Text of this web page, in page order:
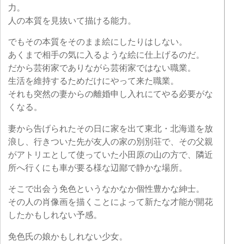
力。
人の本質を見抜いて描ける能力。
でもその本質をそのまま絵にしたりはしない。
あくまで相手の気に入るような絵に仕上げるのだ。
だから芸術家でありながら芸術家ではない職業。
生活を維持するためだけにやって来た職業。
それも突然の妻からの離婚申し入れにてやる必要がな
くなる。
妻から告げられたその日に家を出て東北・北海道を放
浪し、行きついた先が友人の家の別別荘で、その父親
がアトリエとして使っていた小田原の山の方で、隣近
所へ行くにも車が要る様な辺鄙で静かな場所。
そこで出会う免色というなかなか個性豊かな紳士。
その人の肖像画を描くことによって新たな才能が開花
したかもしれない予感。
免色氏の娘かもしれない少女。